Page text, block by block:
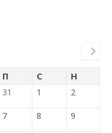
П С Н
31 1 2
7 8 9